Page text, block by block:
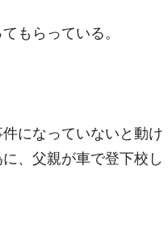
もらっている。
になっていないと動け
、父親が車で登下校し